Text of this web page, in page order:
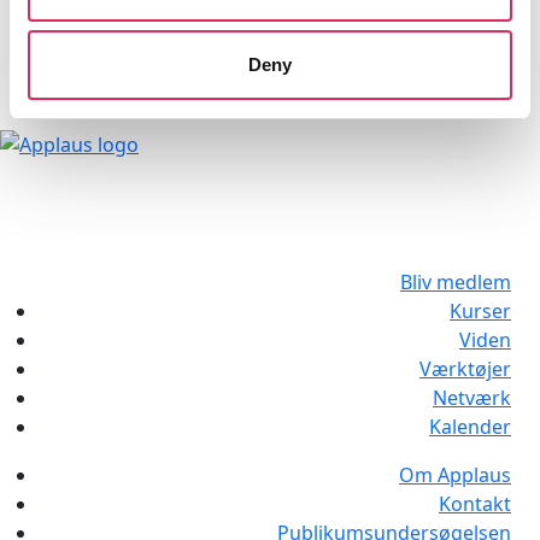
Deny
Privatlivspolitik
Bliv medlem
Kurser
Viden
Værktøjer
Netværk
Kalender
Om Applaus
Kontakt
Publikumsundersøgelsen